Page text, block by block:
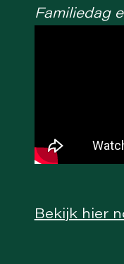
Familiedag
Bekijk hier